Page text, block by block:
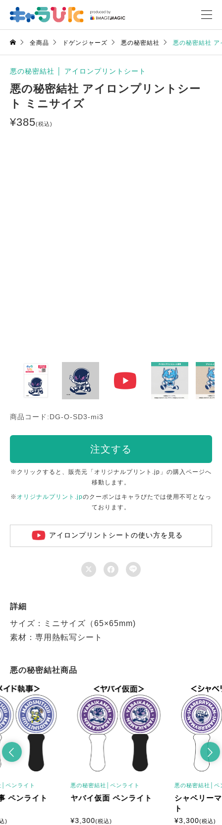
全商品 ドゲンジャーズ 悪の秘密結社 悪の秘密結社
悪の秘密結社 アイロンプリントシート
悪の秘密結社 アイロンプリントシー
ト ミニサイズ
¥385(税込)
商品コード:DG-O-SD3-mi3
注文する
※クリックすると、販売元「オリジナルプリント.jp」の購入ページへ
移動します。
※ オリジナルプリント.jpのクーポンはキャラぴたでは使用不可となっ
ております。
アイロンプリントシートの使い方を見る
  
詳細
サイズ：ミニサイズ（65×65mm)
素材：専用熱転写シート
悪の秘密結社商品
ンライト
ンライト
悪の秘密結社│ペンライト
ヤバイ仮面 ペンライト
3,300(税込)
悪の秘密結社│ペン
シャベリーマ
3,300(税込)